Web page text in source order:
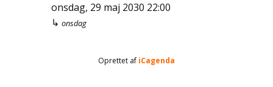
onsdag, 29 maj 2030 22:00
↳ onsdag
Oprettet af iCagenda